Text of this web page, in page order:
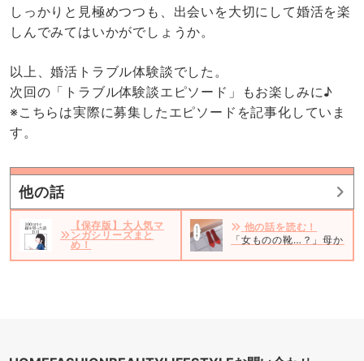
しっかりと見極めつつも、出会いを大切にして婚活を楽
しんでみてはいかがでしょうか。
以上、婚活トラブル体験談でした。
次回の「トラブル体験談エピソード」もお楽しみに♪
※こちらは実際に募集したエピソードを記事化していま
す。
他の話
【保存版】大人気マ
ンガシリーズまと
め！
他の話を読む！
「女ものの靴…？」母から